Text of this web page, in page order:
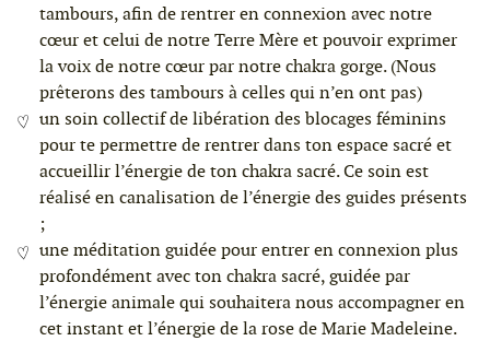
tambours, afin de rentrer en connexion avec notre
cœur et celui de notre Terre Mère et pouvoir exprimer
la voix de notre cœur par notre chakra gorge. (Nous
prêterons des tambours à celles qui n’en ont pas)
un soin collectif de libération des blocages féminins
pour te permettre de rentrer dans ton espace sacré et
accueillir l’énergie de ton chakra sacré. Ce soin est
réalisé en canalisation de l’énergie des guides présents
;
une méditation guidée pour entrer en connexion plus
profondément avec ton chakra sacré, guidée par
l’énergie animale qui souhaitera nous accompagner en
cet instant et l’énergie de la rose de Marie Madeleine.